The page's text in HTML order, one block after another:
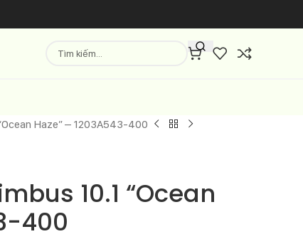
Haze” – 1203A543-400
10.1 “Ocean
400